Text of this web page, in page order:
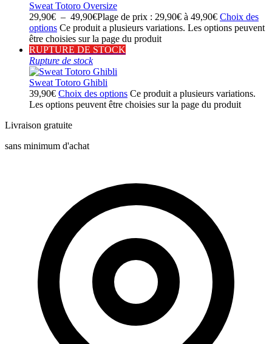
Sweat Totoro Oversize
29,90€ – 49,90€Plage de prix : 29,90€ à 49,90€ Choix des
options Ce produit a plusieurs variations. Les options peuvent
être choisies sur la page du produit
RUPTURE DE STOCK
Rupture de stock
Sweat Totoro Ghibli
39,90€ Choix des options Ce produit a plusieurs variations.
Les options peuvent être choisies sur la page du produit
Livraison gratuite
sans minimum d'achat